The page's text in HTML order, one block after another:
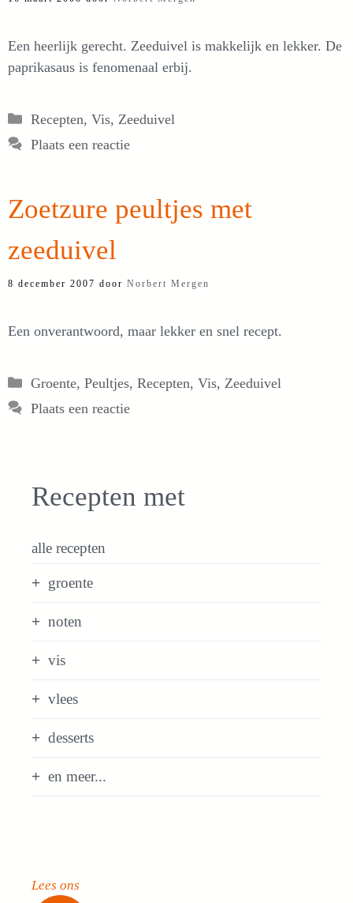
Een heerlijk gerecht. Zeeduivel is makkelijk en lekker. De
paprikasaus is fenomenaal erbij.
Categorieën
Recepten, Vis, Zeeduivel
Plaats een reactie
Zoetzure peultjes met
zeeduivel
8 december 2007 door Norbert Mergen
Een onverantwoord, maar lekker en snel recept.
Categorieën
Groente, Peultjes, Recepten, Vis, Zeeduivel
Plaats een reactie
Recepten met
alle recepten
groente
noten
vis
vlees
desserts
en meer...
Lees ons